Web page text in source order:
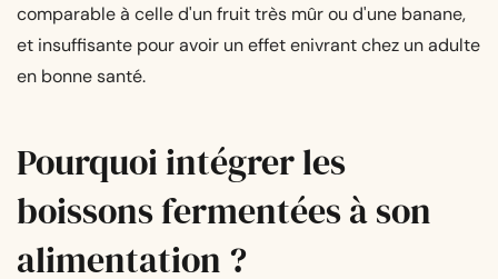
comparable à celle d'un fruit très mûr ou d'une banane,
et insuffisante pour avoir un effet enivrant chez un adulte
en bonne santé.
Pourquoi intégrer les
boissons fermentées à son
alimentation ?